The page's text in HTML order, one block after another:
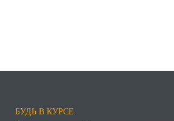
БУДЬ В КУРСЕ